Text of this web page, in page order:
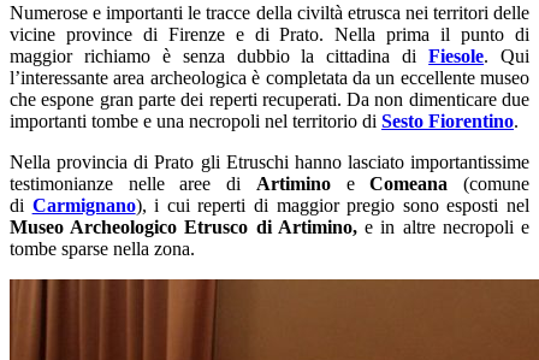
Numerose e importanti le tracce della civiltà etrusca nei territori delle
vicine province di Firenze e di Prato. Nella prima il punto di
maggior richiamo è senza dubbio la cittadina diFiesole. Qui
l’interessante area archeologica è completata da un eccellente museo
che espone gran parte dei reperti recuperati. Da non dimenticare due
importanti tombe e una necropoli nel territorio di Sesto Fiorentino.
Nella provincia di Prato gli Etruschi hanno lasciato importantissime
testimonianze nelle aree di ArtiminoeComeana (comune
di Carmignano), i cui reperti di maggior pregio sono esposti nel
Museo Archeologico Etrusco di Artimino,e in altre necropoli e
tombe sparse nella zona.